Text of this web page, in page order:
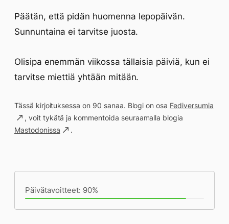
Päätän, että pidän huomenna lepopäivän.
Sunnuntaina ei tarvitse juosta.
Olisipa enemmän viikossa tällaisia päiviä, kun ei
tarvitse miettiä yhtään mitään.
Tässä kirjoituksessa on 90 sanaa. Blogi on osa Fediversumia
, voit tykätä ja kommentoida seuraamalla blogia
Mastodonissa
.
Päivätavoitteet: 90%